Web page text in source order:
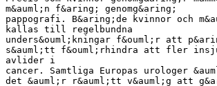
m&auml;n f&aring; genomg&aring;
pappografi. B&aring;de kvinnor och
kallas till regelbundna
unders&ouml;kningar f&ouml;r att
s&auml;tt f&ouml;rhindra att fler
avlider i
cancer. Samtliga Europas urologer
det &auml;r r&auml;tt v&auml;g att